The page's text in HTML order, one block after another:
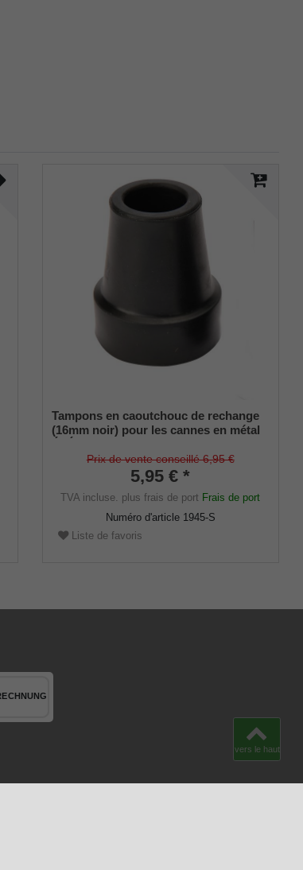
Tampons en caoutchouc de rechange
(16mm noir) pour les cannes en métal
16mm) avec insert métallique (lot de 2)
Prix de vente conseillé 6,95 €
5,95 € *
TVA incluse. plus frais de port Frais de port
Numéro d'article 1945-S
Liste de favoris
vers le haut